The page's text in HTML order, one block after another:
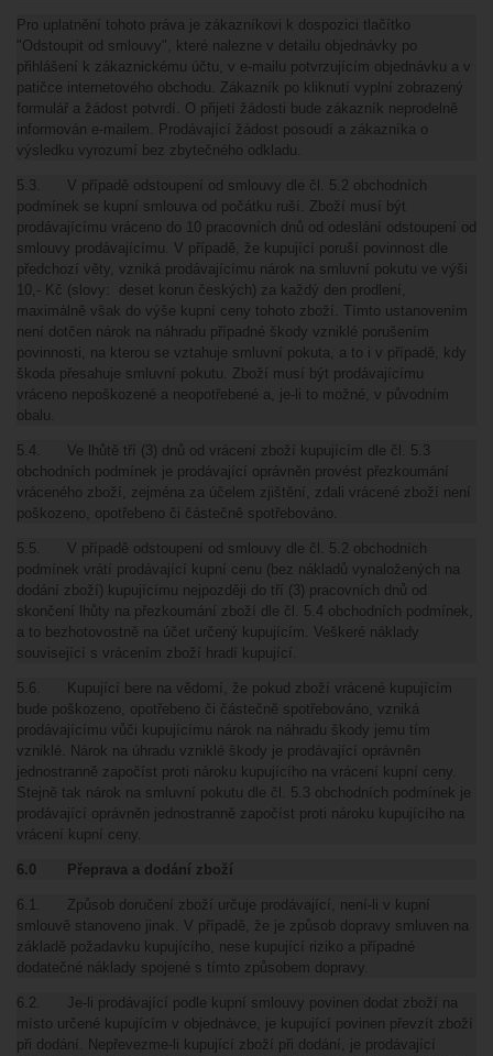
Pro uplatnění tohoto práva je zákazníkovi k dospozici tlačítko
"Odstoupit od smlouvy", které nalezne v detailu objednávky po
přihlášení k zákaznickému účtu, v e-mailu potvrzujícím objednávku a v
patičce internetového obchodu. Zákazník po kliknutí vyplní zobrazený
formulář a žádost potvrdí. O přijetí žádosti bude zákazník neprodelně
informován e-mailem. Prodávající žádost posoudí a zákazníka o
výsledku vyrozumí bez zbytečného odkladu.
5.3. V případě odstoupení od smlouvy dle čl. 5.2 obchodních
podmínek se kupní smlouva od počátku ruší. Zboží musí být
prodávajícímu vráceno do 10 pracovních dnů od odeslání odstoupení od
smlouvy prodávajícímu. V případě, že kupující poruší povinnost dle
předchozí věty, vzniká prodávajícímu nárok na smluvní pokutu ve výši
10,- Kč (slovy: deset korun českých) za každý den prodlení,
maximálně však do výše kupní ceny tohoto zboží. Tímto ustanovením
není dotčen nárok na náhradu případné škody vzniklé porušením
povinnosti, na kterou se vztahuje smluvní pokuta, a to i v případě, kdy
škoda přesahuje smluvní pokutu. Zboží musí být prodávajícímu
vráceno nepoškozené a neopotřebené a, je-li to možné, v původním
obalu.
5.4. Ve lhůtě tří (3) dnů od vrácení zboží kupujícím dle čl. 5.3
obchodních podmínek je prodávající oprávněn provést přezkoumání
vráceného zboží, zejména za účelem zjištění, zdali vrácené zboží není
poškozeno, opotřebeno či částečně spotřebováno.
5.5. V případě odstoupení od smlouvy dle čl. 5.2 obchodních
podmínek vrátí prodávající kupní cenu (bez nákladů vynaložených na
dodání zboží) kupujícímu nejpozději do tří (3) pracovních dnů od
skončení lhůty na přezkoumání zboží dle čl. 5.4 obchodních podmínek,
a to bezhotovostně na účet určený kupujícím. Veškeré náklady
související s vrácením zboží hradí kupující.
5.6. Kupující bere na vědomí, že pokud zboží vrácené kupujícím
bude poškozeno, opotřebeno či částečně spotřebováno, vzniká
prodávajícímu vůči kupujícímu nárok na náhradu škody jemu tím
vzniklé. Nárok na úhradu vzniklé škody je prodávající oprávněn
jednostranně započíst proti nároku kupujícího na vrácení kupní ceny.
Stejně tak nárok na smluvní pokutu dle čl. 5.3 obchodních podmínek je
prodávající oprávněn jednostranně započíst proti nároku kupujícího na
vrácení kupní ceny.
6.0 Přeprava a dodání zboží
6.1. Způsob doručení zboží určuje prodávající, není-li v kupní
smlouvě stanoveno jinak. V případě, že je způsob dopravy smluven na
základě požadavku kupujícího, nese kupující riziko a případné
dodatečné náklady spojené s tímto způsobem dopravy.
6.2. Je-li prodávající podle kupní smlouvy povinen dodat zboží na
místo určené kupujícím v objednávce, je kupující povinen převzít zboží
při dodání. Nepřevezme-li kupující zboží při dodání, je prodávající